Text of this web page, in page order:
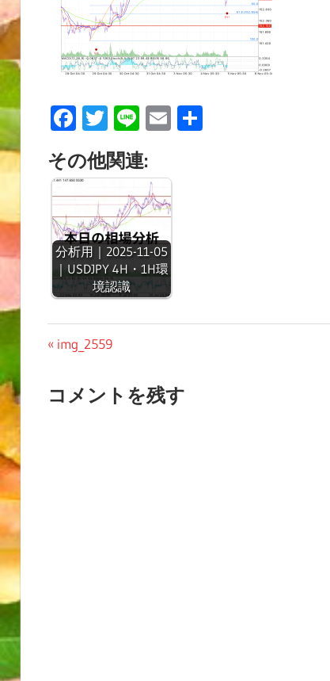
Facebook
Twitter
LineEmail
共
その他関連:
分析用｜2025-11-05
｜USDJPY 4H・1H環
境認識
投
ナ
前
投
img_2559
コメントを残す